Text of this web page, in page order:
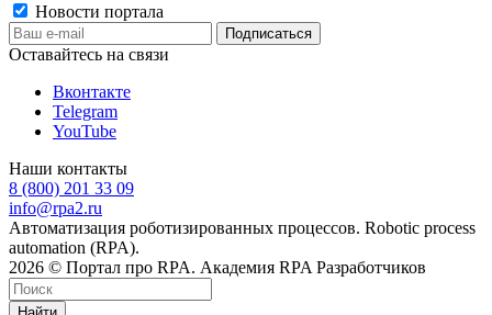
Новости портала
Оставайтесь на связи
Вконтакте
Telegram
YouTube
Наши контакты
8 (800) 201 33 09
info@rpa2.ru
Автоматизация роботизированных процессов. Robotic process
automation (RPA).
2026 © Портал про RPA. Академия RPA Разработчиков